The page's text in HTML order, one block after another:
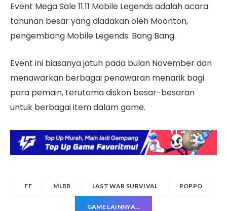
Event Mega Sale 11.11 Mobile Legends adalah acara
tahunan besar yang diadakan oleh Moonton,
pengembang Mobile Legends: Bang Bang.
Event ini biasanya jatuh pada bulan November dan
menawarkan berbagai penawaran menarik bagi
para pemain, terutama diskon besar-besaran
untuk berbagai item dalam game.
FF MLBB LAST WAR SURVIVAL POPPO
GAME LAINNYA…